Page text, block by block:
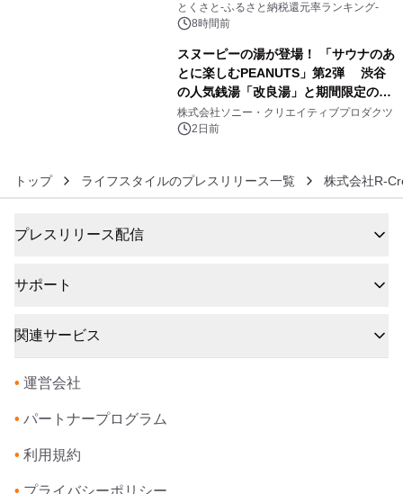
とくさと-ふるさと納税還元率ランキング-
8時間前
スヌーピーの湯が登場！ 「サウナのあ
とに楽しむPEANUTS」第2弾 渋谷
の人気銭湯「改良湯」と期間限定のコ
ラボレーション サウナイキタイコラ
ボグッズも発売決定！
株式会社ソニー・クリエイティブプロダクツ
2日前
トップ ライフスタイルのプレスリリース一覧 株式会社R-
プレスリリース配信
サポート
関連サービス
• 運営会社
• パートナープログラム
• 利用規約